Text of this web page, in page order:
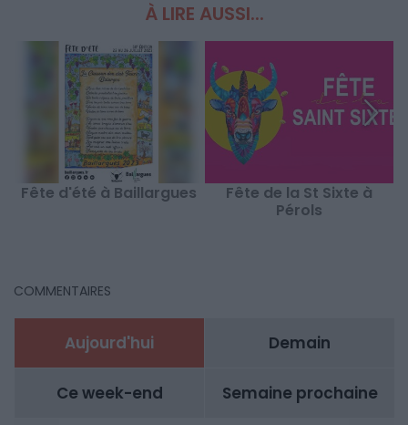
À LIRE AUSSI...
Fête d'été à Baillargues
Fête de la St Sixte à
Pérols
COMMENTAIRES
Aujourd'hui Demain
Ce week-end Semaine prochaine